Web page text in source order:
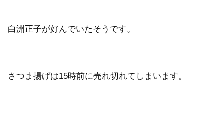
白洲正子が好んでいたそうです。
さつま揚げは15時前に売れ切れてしまいます。